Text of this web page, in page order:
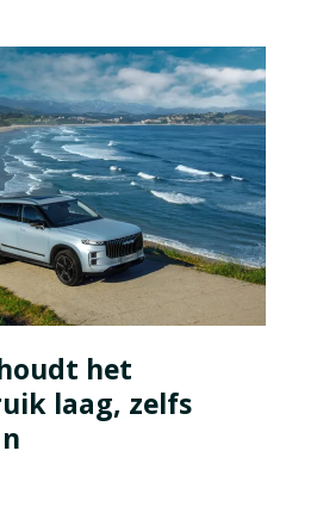
houdt het
laag, zelfs